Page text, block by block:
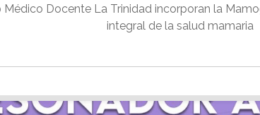
Médico Docente La Trinidad incorporan la
integral de la salud mamaria